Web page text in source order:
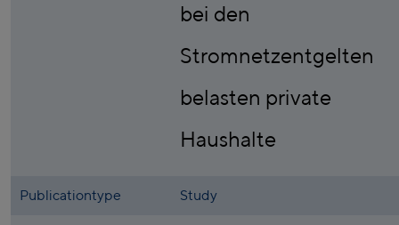
bei den
Stromnetzentgelten
belasten private
Haushalte
Publicationtype Study